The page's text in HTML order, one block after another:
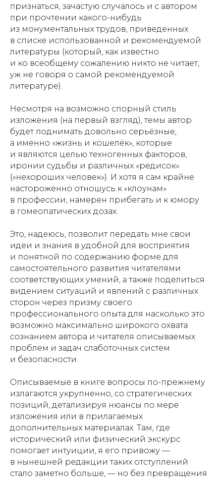
признаться, зачастую случалось и с автором
при прочтении какого-нибудь
из монументальных трудов, приведенных
в списке использованной и рекомендуемой
литературы (который, как известно
и ко всеобщему сожалению никто не читает,
уж не говоря о самой рекомендуемой
литературе).
Несмотря на возможно спорный стиль
изложения (на первый взгляд), темы автор
будет поднимать довольно серьёзные,
а именно «жизнь и кошелёк», которые
и являются целью техногенных факторов,
иронии судьбы и различных «редисок»
(«нехороших человек»). И хотя я сам крайне
настороженно отношусь к «клоунам»
в профессии, намерен прибегать и к юмору
в гомеопатических дозах.
Это, надеюсь, позволит передать мне свои
идеи и знания в удобной для восприятия
и понятной по содержанию форме для
самостоятельного развития читателями
соответствующих умений, а также поделиться
видением ситуаций и явлений с различных
сторон через призму своего
профессионального опыта для насколько это
возможно максимально широкого охвата
сознанием автора и читателя описываемых
проблем и задач слаботочных систем
и безопасности.
Описываемые в книге вопросы по-прежнему
излагаются укрупненно, со стратегических
позиций, детализируя нюансы по мере
изложения или в прилагаемых
дополнительных материалах. Там, где
исторический или физический экскурс
помогает интуиции, я его привожу —
в нынешней редакции таких отступлений
стало заметно больше, — но без превращения